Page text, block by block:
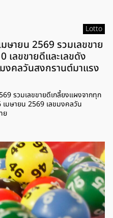
Lotto
ษายน 2569 รวมเลขขาย
เลขขายดีและเลขดัง
งคลวันสงกรานต์มาแรง
รวมเลขขายดีเกลี้ยงแผงจากทุก
เมษายน 2569 เลขมงคลวัน
ย